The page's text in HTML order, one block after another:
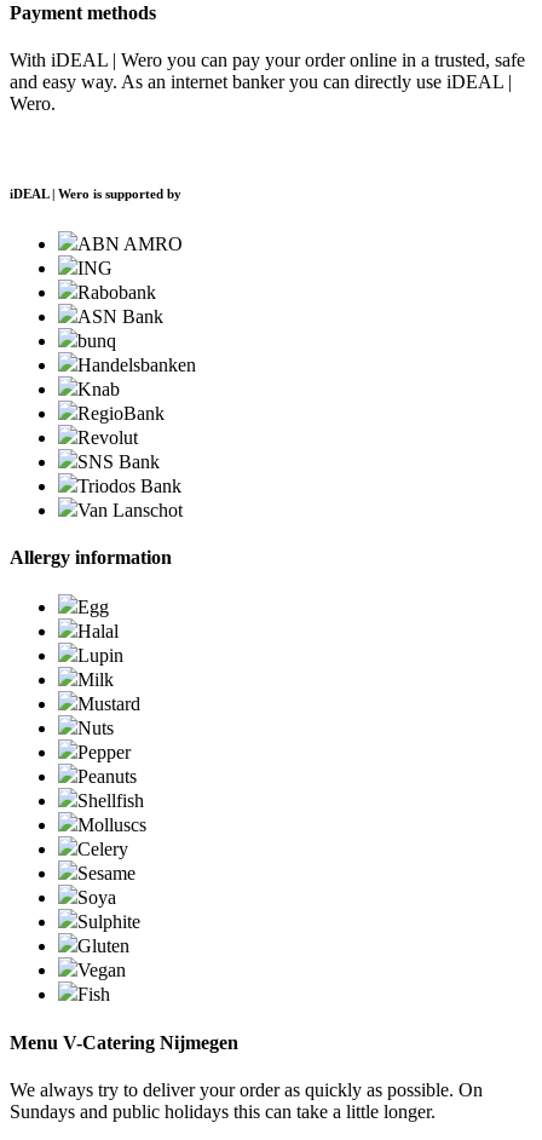
Payment methods
With iDEAL | Wero you can pay your order online in a trusted, safe
and easy way. As an internet banker you can directly use iDEAL |
Wero.
iDEAL | Wero is supported by
ABN AMRO
ING
Rabobank
ASN Bank
bunq
Handelsbanken
Knab
RegioBank
Revolut
SNS Bank
Triodos Bank
Van Lanschot
Allergy information
Egg
Halal
Lupin
Milk
Mustard
Nuts
Pepper
Peanuts
Shellfish
Molluscs
Celery
Sesame
Soya
Sulphite
Gluten
Vegan
Fish
Menu V-Catering Nijmegen
We always try to deliver your order as quickly as possible. On
Sundays and public holidays this can take a little longer.